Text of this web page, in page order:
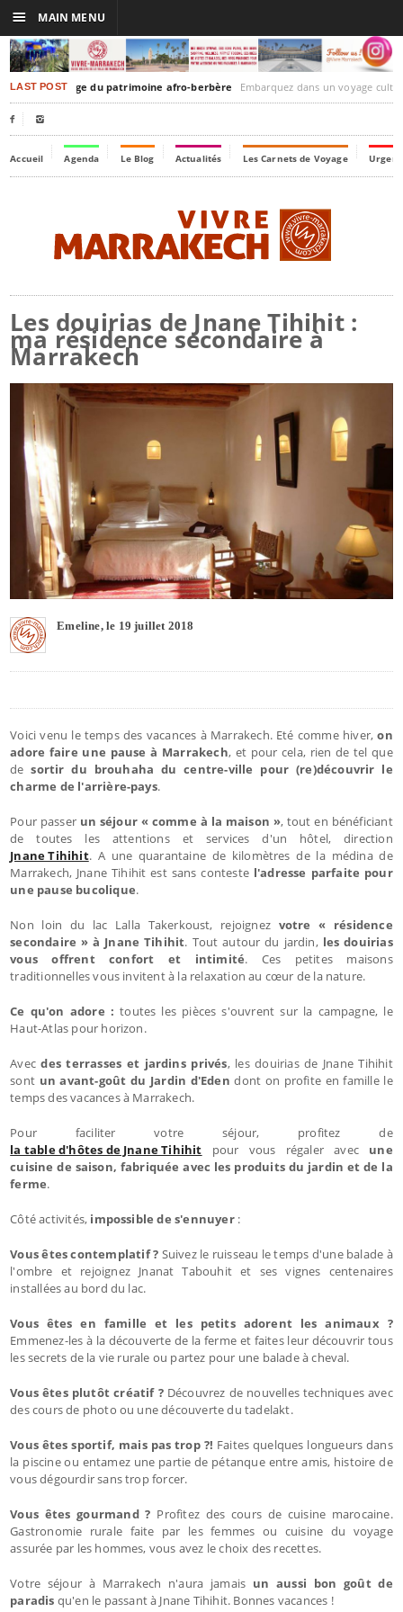
LAST POST: éloge du patrimoine afro-berbère Embarquez dans un voyage culturel dans le temps, à la
 
Accueil Agenda Le Blog Actualités Les Carnets de Voyage
Les douirias de Jnane Tihihit :
ma résidence secondaire à
Marrakech
Emeline, le 19 juillet 2018
Voici venu le temps des vacances à Marrakech. Eté comme hiver,on
adore faire une pause à Marrakech, et pour cela, rien de tel que
desortir du brouhaha du centre-ville pour (re)découvrir le
charme de l'arrière-pays.
Pour passer un séjour « comme à la maison », tout en bénéficiant
de toutes les attentions et services d'un hôtel, direction
Jnane Tihihit. A une quarantaine de kilomètres de la médina de
Marrakech, Jnane Tihihit est sans contestel'adresse parfaite pour
une pause bucolique.
Non loin du lac Lalla Takerkoust, rejoignez votre « résidence
secondaire » à Jnane Tihihit. Tout autour du jardin, les douirias
vous offrent confort et intimité. Ces petites maisons
traditionnelles vous invitent à la relaxation au cœur de la nature.
Ce qu'on adore : toutes les pièces s'ouvrent sur la campagne, le
Haut-Atlas pour horizon.
Avecdes terrasses et jardins privés, les douirias de Jnane Tihihit
sont un avant-goût du Jardin d'Eden dont on profite en famille le
temps des vacances à Marrakech.
Pour faciliter votre séjour, profitez de
la table d'hôtes de Jnane Tihihit pour vous régaler avec une
cuisine de saison, fabriquée avec les produits du jardin et de la
ferme.
Côté activités, impossible de s'ennuyer:
Vous êtes contemplatif ? Suivez le ruisseau le temps d'une balade à
l'ombre et rejoignez Jnanat Tabouhit et ses vignes centenaires
installées au bord du lac.
Vous êtes en famille et les petits adorent les animaux ?
Emmenez-les à la découverte de la ferme et faites leur découvrir tous
les secrets de la vie rurale ou partez pour une balade à cheval.
Vous êtes plutôt créatif ? Découvrez de nouvelles techniques avec
des cours de photo ou une découverte du tadelakt.
Vous êtes sportif, mais pas trop ?! Faites quelques longueurs dans
la piscine ou entamez une partie de pétanque entre amis, histoire de
vous dégourdir sans trop forcer.
Vous êtes gourmand ? Profitez des cours de cuisine marocaine.
Gastronomie rurale faite par les femmes ou cuisine du voyage
assurée par les hommes, vous avez le choix des recettes.
Votre séjour à Marrakech n'aura jamais un aussi bon goût de
paradis qu'en le passant à Jnane Tihihit. Bonnes vacances !
☰ MAIN MENU